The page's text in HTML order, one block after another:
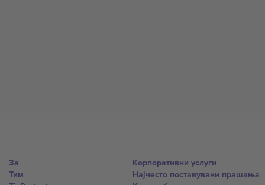
За
Тим
Корпоративни услуги
Најчесто поставувани прашања